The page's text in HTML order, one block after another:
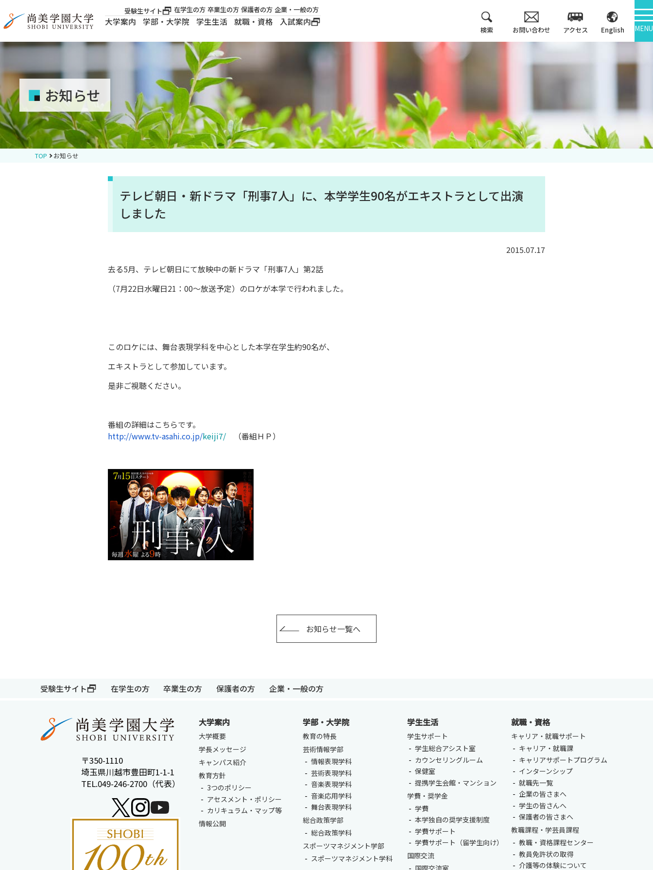
受験生サイト 在学生の方 卒業生の方 保護者の方 企業・一般の方
大学案内 学部・大学院 学生生活 就職・資格 入試案内
検索 お問い合わせ アクセス English MENU
学部・大学院
学生生活
大学案内
建学の精神
ロゴマーク・公式キ
ャラクター
教育方針
カリキュラム・マッ
プ等
キャンパス紹介
中期計画
受験生サイト 在学生の方 卒業生の方 保護者の方
お知らせ
TOP お知らせ
テレビ朝日・新ドラマ「刑事7人」に、本学学生90名がエキストラとして出演
しました
2015.07.17
去る5月、テレビ朝日にて放映中の新ドラマ「刑事7人」第2話
（7月22日水曜日21：00～放送予定） のロケが本学で行われました。
このロケには、舞台表現学科を中心とした本学在学生約90名が、
エキストラとして参加しています。
是非ご視聴ください。
番組の詳細はこちらです。
http://www.tv-asahi.co.jp/keiji7/ （番組ＨＰ）
お知らせ一覧へ
受験生サイト 在学生の方 卒業生の方 保護者の方 企業・一般の方
〒350-1110
埼玉県川越市豊田町1-1-1
TEL.049-246-2700（代表）
大学案内
大学概要
学長メッセージ
キャンパス紹介
教育方針
3つのポリシー
アセスメント・ポリシー
カリキュラム・マップ等
情報公開
学部・大学院
教育の特長
芸術情報学部
情報表現学科
芸術表現学科
音楽表現学科
音楽応用学科
舞台表現学科
総合政策学部
総合政策学科
スポーツマネジメント学部
スポーツマネジメント学科
学生生活
学生サポート
学生総合アシスト室
カウンセリングルーム
保健室
提携学生会館・マンション
学費・奨学金
学費
本学独自の奨学支援制度
学費サポート
学費サポート（留学生向け）
国際交流
国際交流室
就職・資格
キャリア・就職サポート
キャリア・就職課
キャリアサポートプログラム
インターンシップ
就職先一覧
企業の皆さまへ
学生の皆さんへ
保護者の皆さまへ
教職課程・学芸員課程
教職・資格課程センター
教員免許状の取得
介護等の体験について